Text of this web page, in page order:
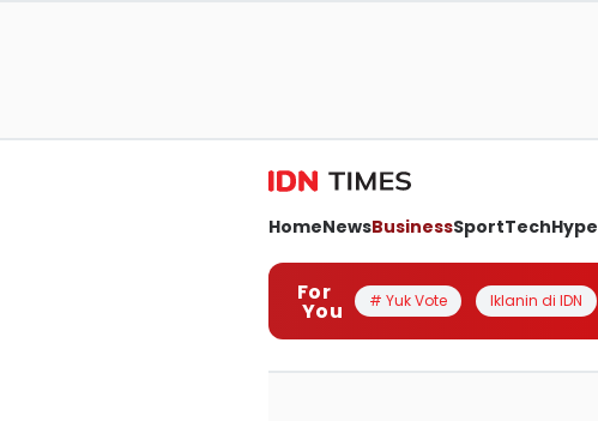
HomeNewsBusinessSportTechHype
For
You # Yuk Vote Iklanin di IDN